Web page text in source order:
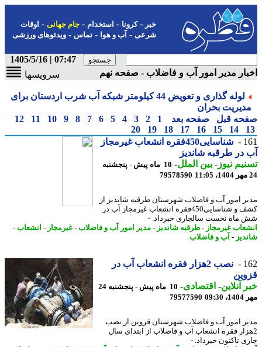
-کرونا-استخدام- جام جهانی-اوقات
شرعی-آب و هوا-تماس-ویدئوهای ورزشی
07:47 | 1405/5/16
مدیر امور آب و فاضلاب - صفحه نهم
سرویسها
لوله گذاری و تعویض 44 کیلومتر شبکه آب شرب اردستان برای
بحران
قبل صفحه بعد 1
2
3
4
5
6
7
8
9
10
11
12
14
15
16
17
18
19
20
شناسایی450فقره انشعاب غیرمجاز
در طرقبه شاندیز
نیوز-بین الملل-
10 ماه پیش - پنجشنبه
79578590
امور آب و فاضلاب شهرستان طرقبه شاندیز از
کشف و شناسایی450فقره انشعاب غیرمجاز آب در
ماه نخست سالجاری خبرداد. -
غیرمجاز-طرقبه شاندیز-مدیر امور آب و فاضلاب-غیرمجاز-انشعاب-
-آب و فاضلاب
نصب 2هزار فقره انشعاب آب در
آنلاین-اقتصادی-
10 ماه پیش - پنجشنبه 24
79577590
امور آب و فاضلاب شهرستان قزوین از نصب
فقره انشعاب آب و فاضلاب از ابتدای سال
تاکنون خبرداد. -